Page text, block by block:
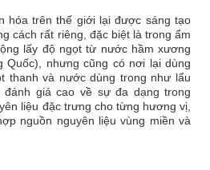
hóa trên thế giới lại được sáng tạo
cách rất riêng, đặc biệt là trong ẩm
lấy độ ngọt từ nước hầm xương
Quốc), nhưng cũng có nơi lại dùng
thanh và nước dùng trong như lẩu
đánh giá cao về sự đa dạng trong
liệu đặc trưng cho từng hương vị,
nguồn nguyên liệu vùng miền và